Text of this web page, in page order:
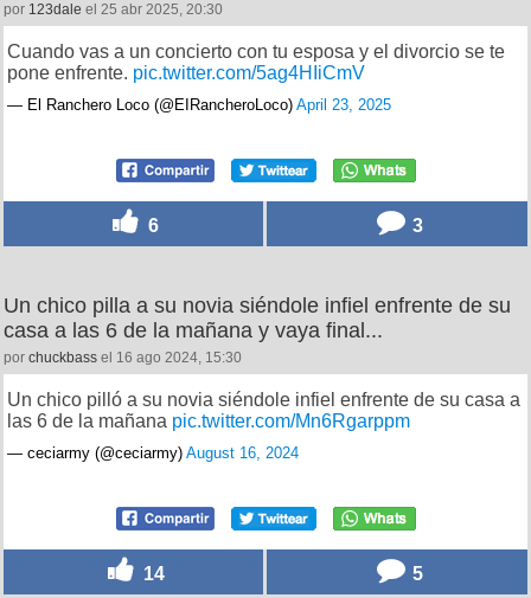
por 123dale el 25 abr 2025, 20:30
Cuando vas a un concierto con tu esposa y el divorcio se te
pone enfrente. pic.twitter.com/5ag4HIiCmV
— El Ranchero Loco (@EIRancheroLoco) April 23, 2025
6 3
Un chico pilla a su novia siéndole infiel enfrente de su
casa a las 6 de la mañana y vaya final...
por chuckbass el 16 ago 2024, 15:30
Un chico pilló a su novia siéndole infiel enfrente de su casa a
las 6 de la mañana pic.twitter.com/Mn6Rgarppm
— ceciarmy (@ceciarmy) August 16, 2024
14 5